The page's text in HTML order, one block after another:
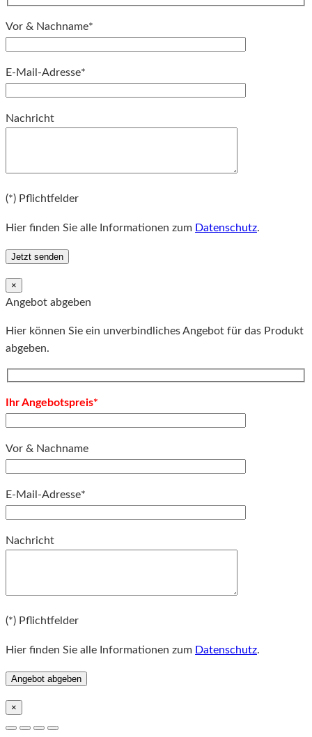
Vor & Nachname*
E-Mail-Adresse*
Nachricht
(*) Pflichtfelder
Hier finden Sie alle Informationen zum Datenschutz.
×
Angebot abgeben
Hier können Sie ein unverbindliches Angebot für das Produkt
abgeben.
Ihr Angebotspreis*
Vor & Nachname
E-Mail-Adresse*
Nachricht
(*) Pflichtfelder
Hier finden Sie alle Informationen zum Datenschutz.
×